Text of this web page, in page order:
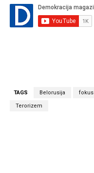
TAGS Belorusija fokus
Terorizem